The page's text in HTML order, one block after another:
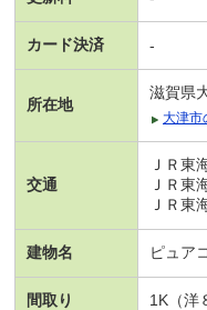
カード決済 -
所在地
滋賀県
大津市
交通
ＪＲ東
ＪＲ東
ＪＲ東
建物名 ピュア
間取り 1K（洋